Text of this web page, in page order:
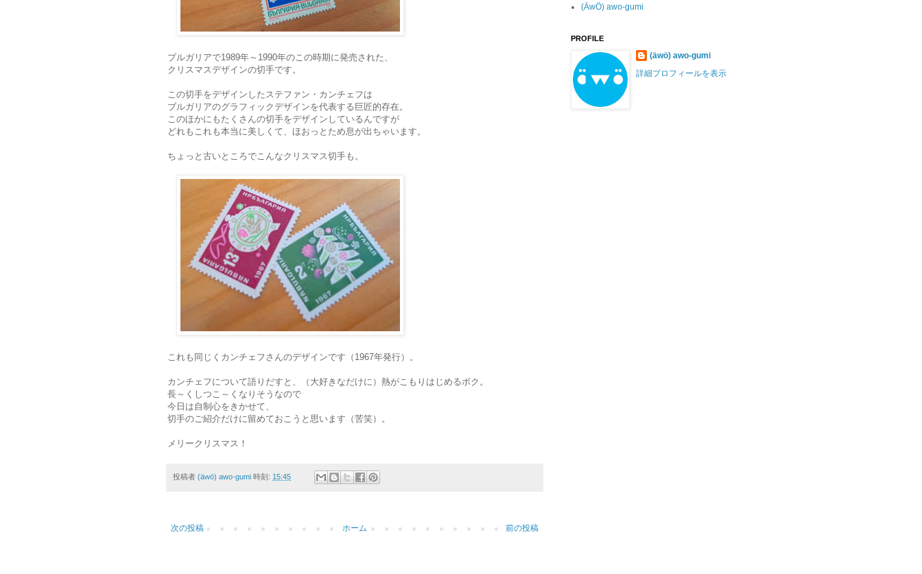
ブルガリアで1989年～1990年のこの時期に発売された、
クリスマスデザインの切手です。
この切手をデザインしたステファン・カンチェフは
ブルガリアのグラフィックデザインを代表する巨匠的存在。
このほかにもたくさんの切手をデザインしているんですが
どれもこれも本当に美しくて、ほおっとため息が出ちゃいます。
ちょっと古いところでこんなクリスマス切手も。
これも同じくカンチェフさんのデザインです（1967年発行）。
カンチェフについて語りだすと、（大好きなだけに）熱がこもりはじめるボク。
長～くしつこ～くなりそうなので
今日は自制心をきかせて、
切手のご紹介だけに留めておこうと思います（苦笑）。
メリークリスマス！
投稿者 (äwö) awo-gumi 時刻: 15:45
次の投稿 前の投稿
ホーム
(ÄwÖ) awo-gumi
PROFILE
(äwö) awo-gumi
詳細プロフィールを表示